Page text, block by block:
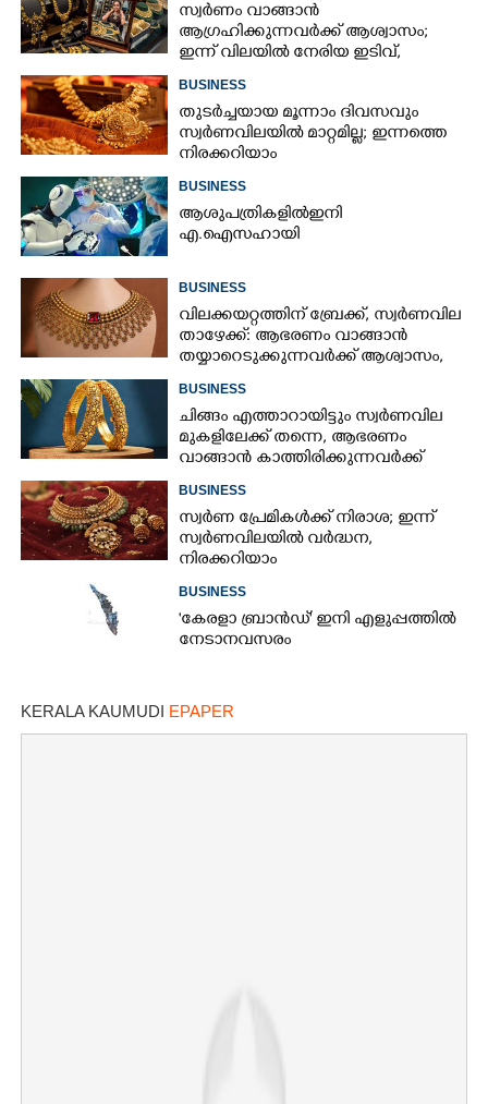
സ്വർണം വാങ്ങാൻ
ആഗ്രഹിക്കുന്നവർക്ക് ആശ്വാസം;
ഇന്ന് വിലയിൽ നേരിയ ഇടിവ്,
BUSINESS
തുടർച്ചയായ മൂന്നാം ദിവസവും
സ്വർണവിലയിൽ മാറ്റമില്ല; ഇന്നത്തെ
നിരക്കറിയാം
BUSINESS
ആശുപത്രികളിൽ ഇനി
എ.ഐ സഹായി
BUSINESS
വിലക്കയറ്റത്തിന് ബ്രേക്ക്, സ്വർണവില
താഴേക്ക്: ആഭരണം വാങ്ങാൻ
തയ്യാറെടുക്കുന്നവർക്ക് ആശ്വാസം,
BUSINESS
ചിങ്ങം എത്താറായിട്ടും സ്വർണവില
മുകളിലേക്ക് തന്നെ,​ ആഭരണം
വാങ്ങാൻ കാത്തിരിക്കുന്നവർക്ക്
BUSINESS
സ്വർണ പ്രേമികൾക്ക് നിരാശ; ഇന്ന്
സ്വർണവിലയിൽ വർദ്ധന,
നിരക്കറിയാം
BUSINESS
"കേരളാ ബ്രാൻഡ്" ഇനി എളുപ്പത്തിൽ
നേടാനവസരം
KERALA KAUMUDI EPAPER
Share this link